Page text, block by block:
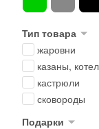
Тип товара
жаровни
казаны,
кастрюли
сковороды
Подарки